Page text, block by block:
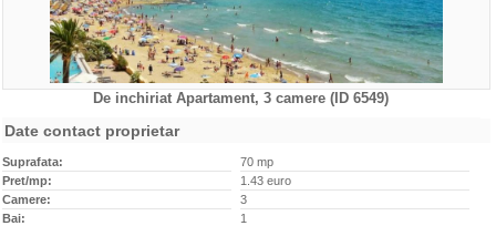
De inchiriat Apartament, 3 camere (ID 6549)
Caracteristici
Suprafata:
70 mp
Pret/mp:
1.43 euro
Camere:
3
Bai:
1
Date contact proprietar